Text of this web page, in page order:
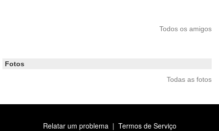
Todos os amigos
Fotos
Todas as fotos
Relatar um problema| Termos de Serviço